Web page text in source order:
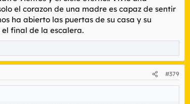
el corazon de una madre es capaz de sentir
ha abierto las puertas de su casa y su
final de la escalera.
#379